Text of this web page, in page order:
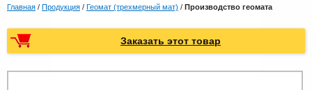
Главная / Продукция / Геомат (трехмерный мат) / Производство геомата
Заказать этот товар